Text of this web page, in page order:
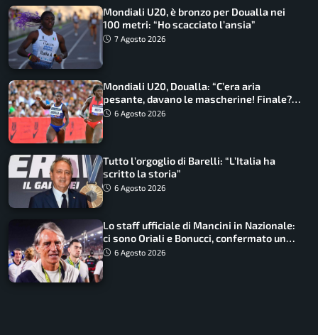
Mondiali U20, è bronzo per Doualla nei
100 metri: “Ho scacciato l’ansia”
7 Agosto 2026
Mondiali U20, Doualla: “C’era aria
pesante, davano le mascherine! Finale?
Non ho nulla da perdere”
6 Agosto 2026
Tutto l’orgoglio di Barelli: “L’Italia ha
scritto la storia”
6 Agosto 2026
Lo staff ufficiale di Mancini in Nazionale:
ci sono Oriali e Bonucci, confermato un
ritorno
6 Agosto 2026